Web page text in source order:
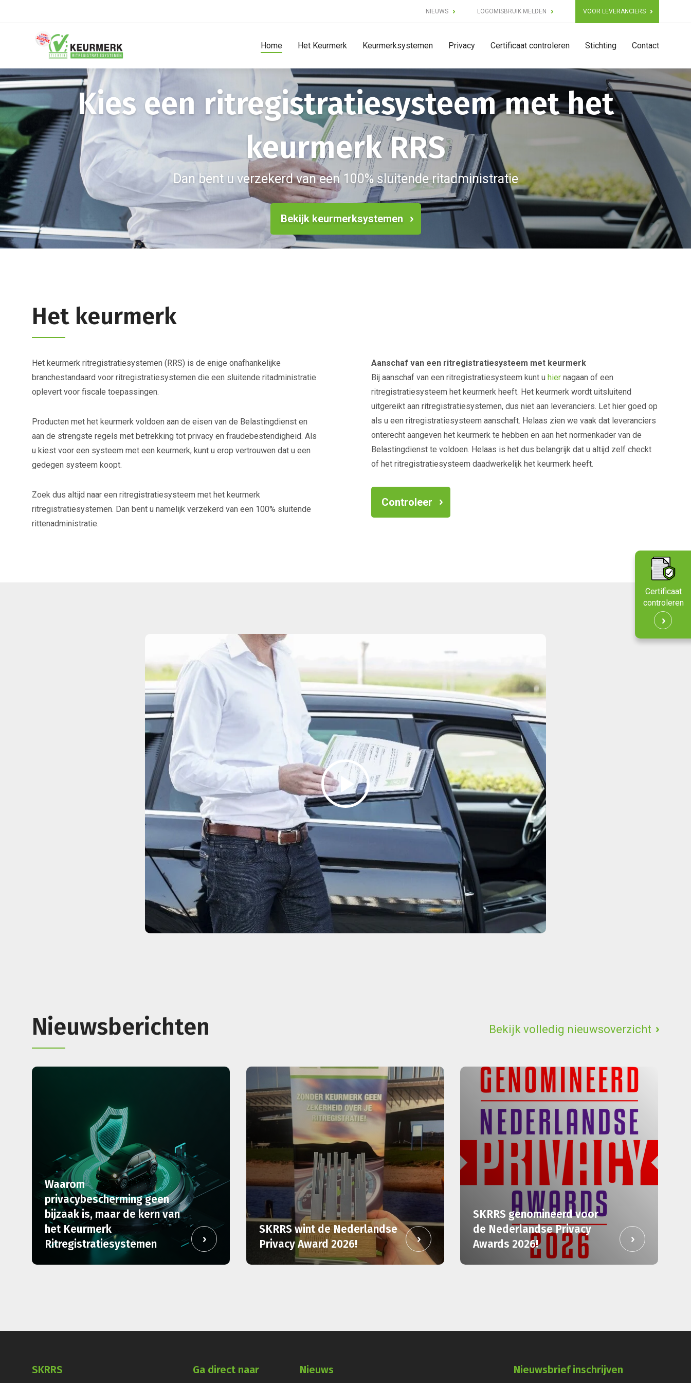
NIEUWS LOGOMISBRUIK MELDEN VOOR LEVERANCIERS
Home Het Keurmerk Keurmerksystemen Privacy Certificaat controleren Stichting Contact
Kies een ritregistratiesysteem met het
keurmerk RRS
Dan bent u verzekerd van een 100% sluitende ritadministratie
Bekijk keurmerksystemen
Het keurmerk
Het keurmerk ritregistratiesystemen (RRS) is de enige onafhankelijke
branchestandaard voor ritregistratiesystemen die een sluitende ritadministratie
oplevert voor fiscale toepassingen.
Producten met het keurmerk voldoen aan de eisen van de Belastingdienst en
aan de strengste regels met betrekking tot privacy en fraudebestendigheid. Als
u kiest voor een systeem met een keurmerk, kunt u erop vertrouwen dat u een
gedegen systeem koopt.
Zoek dus altijd naar een ritregistratiesysteem met het keurmerk
ritregistratiesystemen. Dan bent u namelijk verzekerd van een 100% sluitende
rittenadministratie.
Aanschaf van een ritregistratiesysteem met keurmerk
Bij aanschaf van een ritregistratiesysteem kunt u hier nagaan of een
ritregistratiesysteem het keurmerk heeft. Het keurmerk wordt uitsluitend
uitgereikt aan ritregistratiesystemen, dus niet aan leveranciers. Let hier goed op
als u een ritregistratiesysteem aanschaft. Helaas zien we vaak dat leveranciers
onterecht aangeven het keurmerk te hebben en aan het normenkader van de
Belastingdienst te voldoen. Helaas is het dus belangrijk dat u altijd zelf checkt
of het ritregistratiesysteem daadwerkelijk het keurmerk heeft.
Controleer
Nieuwsberichten Bekijk volledig nieuwsoverzicht
Waarom
privacybescherming geen
bijzaak is, maar de kern van
het Keurmerk
Ritregistratiesystemen
SKRRS wint de Nederlandse
Privacy Award 2026!
SKRRS genomineerd voor
de Nederlandse Privacy
Awards 2026!
Certificaat
controleren
SKRRS Ga direct naar Nieuws Nieuwsbrief inschrijven